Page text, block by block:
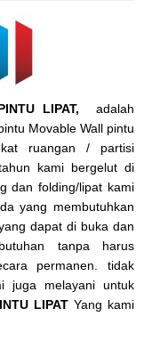
LIPAT, adalah
Movable Wall pintu
ruangan / partisi
kami bergelut di
dan folding/lipat kami
yang membutuhkan
dapat di buka dan
tanpa harus
permanen. tidak
juga melayani untuk
LIPAT Yang kami